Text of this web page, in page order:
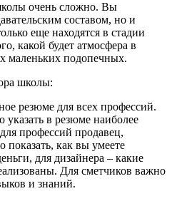
очень сложно. Вы
составом, но и
еще находятся в стадии
какой будет атмосфера в
маленьких подопечных.
школы:
резюме для всех профессий.
в резюме наиболее
профессий продавец,
как вы умеете
для дизайнера – какие
Для сметчиков важно
и знаний.